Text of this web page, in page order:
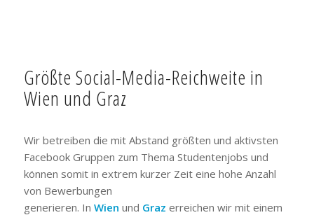
Größte Social-Media-Reichweite in
Wien und Graz
Wir betreiben die mit Abstand größten und aktivsten
Facebook Gruppen zum Thema Studentenjobs und
können somit in extrem kurzer Zeit eine hohe Anzahl
von Bewerbungen
generieren. In Wien und Graz erreichen wir mit einem